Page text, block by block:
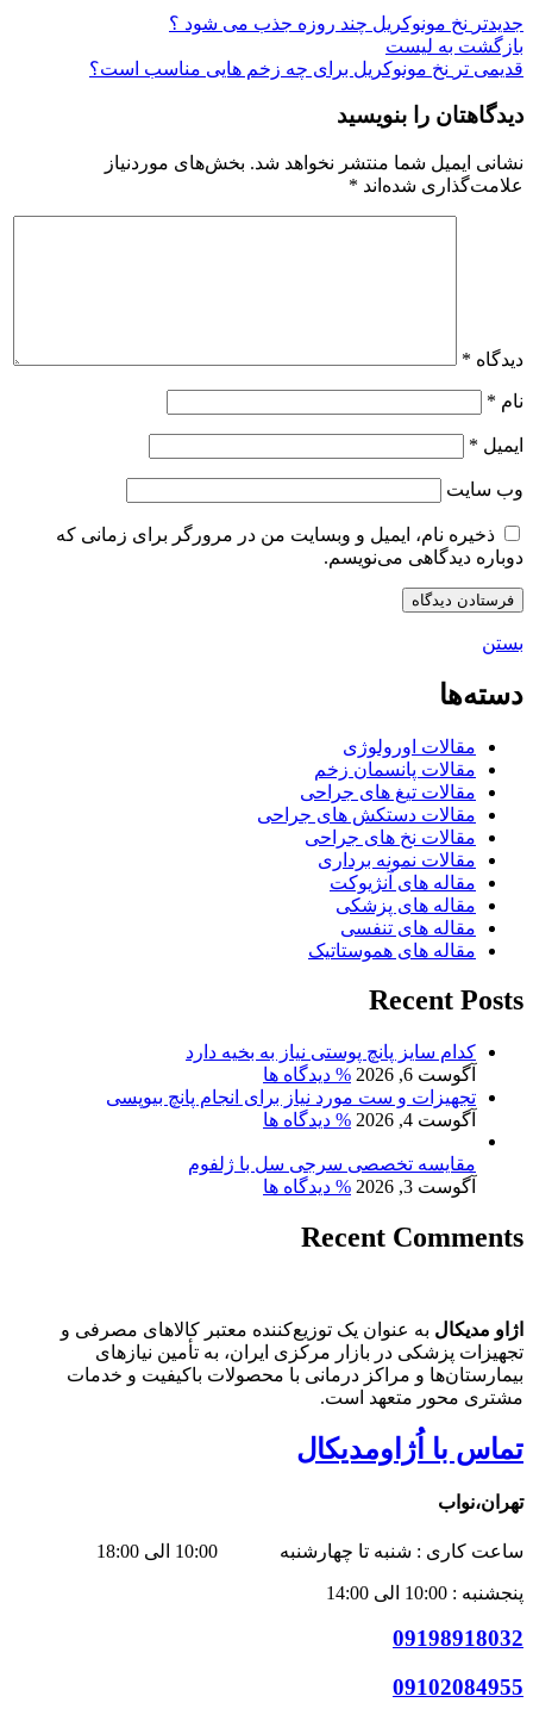
جدیدتر نخ مونوکریل چند روزه جذب می شود ؟
بازگشت به لیست
قدیمی تر نخ مونوکریل برای چه زخم هایی مناسب است؟
دیدگاهتان را بنویسید
نشانی ایمیل شما منتشر نخواهد شد. بخش‌های موردنیاز
علامت‌گذاری شده‌اند *
دیدگاه *
نام *
ایمیل *
وب‌ سایت
ذخیره نام، ایمیل و وبسایت من در مرورگر برای زمانی که
دوباره دیدگاهی می‌نویسم.
بستن
دسته‌ها
مقالات اورولوژی
مقالات پانسمان زخم
مقالات تیغ های جراحی
مقالات دستکش های جراحی
مقالات نخ های جراحی
مقالات نمونه برداری
مقاله های آنژیوکت
مقاله های پزشکی
مقاله های تنفسی
مقاله های هموستاتیک
Recent Posts
کدام سایز پانچ پوستی نیاز به بخیه دارد
آگوست 6, 2026
% دیدگاه ها
تجهیزات و ست مورد نیاز برای انجام پانچ بیوپسی
آگوست 4, 2026
% دیدگاه ها
مقایسه تخصصی سرجی سل با ژلفوم
آگوست 3, 2026
% دیدگاه ها
Recent Comments
اژاو مدیکال به عنوان یک توزیع‌کننده معتبر کالاهای مصرفی و
تجهیزات پزشکی در بازار مرکزی ایران، به تأمین نیازهای
بیمارستان‌ها و مراکز درمانی با محصولات باکیفیت و خدمات
مشتری محور متعهد است.
تماس با اُژاومدیکال
تهران،نواب
ساعت کاری : شنبه تا چهارشنبه 10:00 الی 18:00
پنجشنبه : 10:00 الی 14:00
09198918032
09102084955